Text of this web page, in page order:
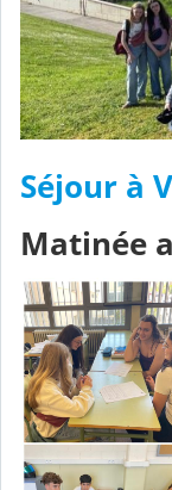
Séjour à
Matinée